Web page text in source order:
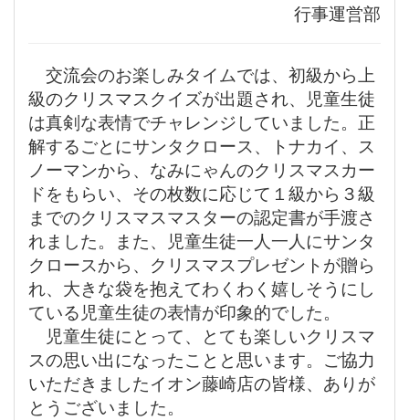
行事運営部
交流会のお楽しみタイムでは、初級から上
級のクリスマスクイズが出題され、児童生徒
は真剣な表情でチャレンジしていました。正
解するごとにサンタクロース、トナカイ、ス
ノーマンから、なみにゃんのクリスマスカー
ドをもらい、その枚数に応じて１級から３級
までのクリスマスマスターの認定書が手渡さ
れました。また、児童生徒一人一人にサンタ
クロースから、クリスマスプレゼントが贈ら
れ、大きな袋を抱えてわくわく嬉しそうにし
ている児童生徒の表情が印象的でした。
児童生徒にとって、とても楽しいクリスマ
スの思い出になったことと思います。ご協力
いただきましたイオン藤崎店の皆様、ありが
とうございました。